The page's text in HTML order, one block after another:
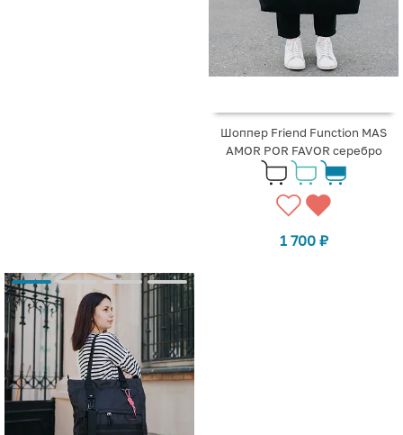
Шоппер Friend Function MAS
AMOR POR FAVOR серебро
1 700 ₽